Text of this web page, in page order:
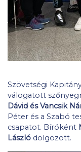
Szövetségi
válogatott
Dávid és Vancsik
Péter és a Szabó
csapatot. Bíróként
László dolgozott.